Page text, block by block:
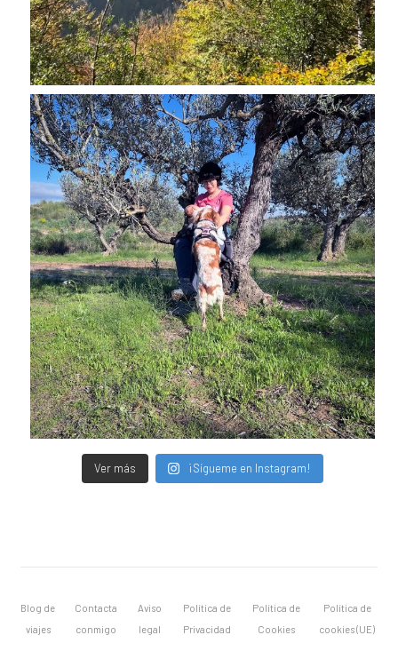
Ver más ¡Sígueme en Instagram!
Blog de
viajes
Contacta
conmigo
Aviso
legal
Política de
Privacidad
Política de
Cookies
Política de
cookies (UE)